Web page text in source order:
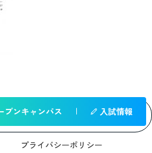
プンキャンパス 入試情報
プライバシーポリシー